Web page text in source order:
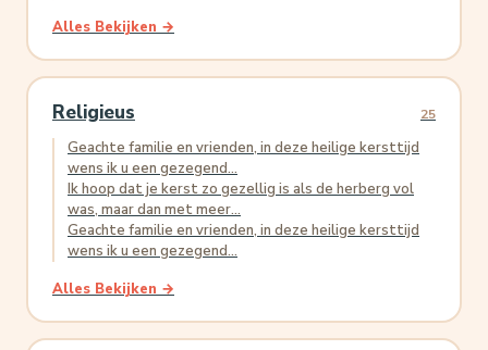
Alles Bekijken →
Religieus 25
Geachte familie en vrienden, in deze heilige kersttijd
wens ik u een gezegend...
Ik hoop dat je kerst zo gezellig is als de herberg vol
was, maar dan met meer...
Geachte familie en vrienden, in deze heilige kersttijd
wens ik u een gezegend...
Alles Bekijken →